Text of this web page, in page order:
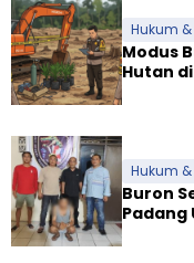
Hukum
Modus
Hutan
Hukum
Buron
Padang